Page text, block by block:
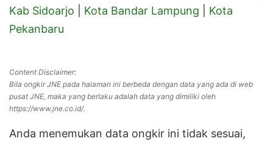
Kab Sidoarjo
Kota Bandar Lampung
Kota
Pekanbaru
Content Disclaimer:
Bila ongkir JNE pada halaman ini berbeda dengan data yang ada di web
pusat JNE, maka yang berlaku adalah data yang dimiliki oleh
https://www.jne.co.id/.
Anda menemukan data ongkir ini tidak sesuai,